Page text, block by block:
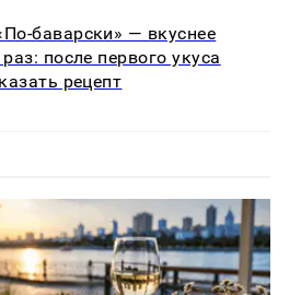
баварски» — вкуснее
после первого укуса
рецепт